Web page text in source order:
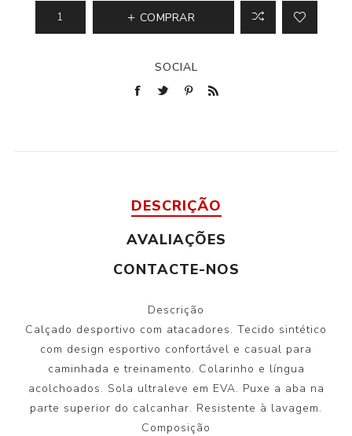
COMPRAR
SOCIAL
DESCRIÇÃO
AVALIAÇÕES
CONTACTE-NOS
Descrição
Calçado desportivo com atacadores. Tecido sintético
com design esportivo confortável e casual para
caminhada e treinamento. Colarinho e língua
acolchoados. Sola ultraleve em EVA. Puxe a aba na
parte superior do calcanhar. Resistente à lavagem.
Composição